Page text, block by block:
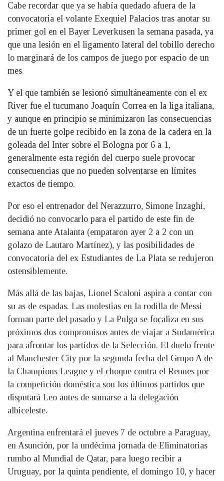
Cabe recordar que ya se había quedado afuera de la
convocatoria el volante Exequiel Palacios tras anotar su
primer gol en el Bayer Leverkusen la semana pasada, ya
que una lesión en el ligamento lateral del tobillo derecho
lo marginará de los campos de juego por espacio de un
mes.
Y el que también se lesionó simultáneamente con el ex
River fue el tucumano Joaquín Correa en la liga italiana,
y aunque en principio se minimizaron las consecuencias
de un fuerte golpe recibido en la zona de la cadera en la
goleada del Inter sobre el Bologna por 6 a 1,
generalmente esta región del cuerpo suele provocar
consecuencias que no pueden solventarse en límites
exactos de tiempo.
Por eso el entrenador del Nerazzurro, Simone Inzaghi,
decidió no convocarlo para el partido de este fin de
semana ante Atalanta (empataron ayer 2 a 2 con un
golazo de Lautaro Martínez), y las posibilidades de
convocatoria del ex Estudiantes de La Plata se redujeron
ostensiblemente.
Más allá de las bajas, Lionel Scaloni aspira a contar con
su as de espadas. Las molestias en la rodilla de Messi
forman parte del pasado y La Pulga se focaliza en sus
próximos dos compromisos antes de viajar a Sudamérica
para afrontar los partidos de la Selección. El duelo frente
al Manchester City por la segunda fecha del Grupo A de
la Champions League y el choque contra el Rennes por
la competición doméstica son los últimos partidos que
disputará Leo antes de sumarse a la delegación
albiceleste.
Argentina enfrentará el jueves 7 de octubre a Paraguay,
en Asunción, por la undécima jornada de Eliminatorias
rumbo al Mundial de Qatar, para luego recibir a
Uruguay, por la quinta pendiente, el domingo 10, y hacer